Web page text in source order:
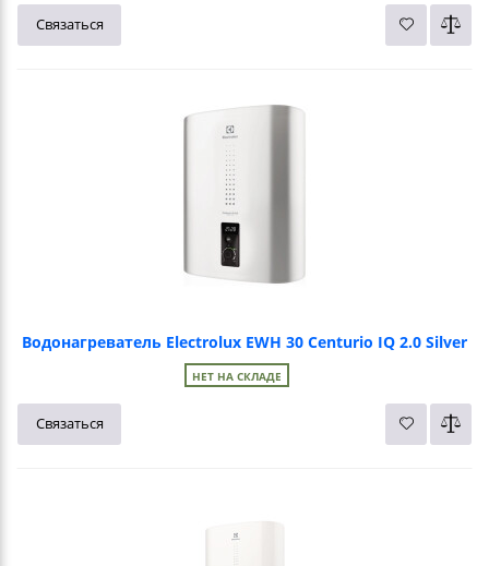
Связаться
Водонагреватель Electrolux EWH 30 Centurio IQ 2.0 Silver
НЕТ НА СКЛАДЕ
Связаться